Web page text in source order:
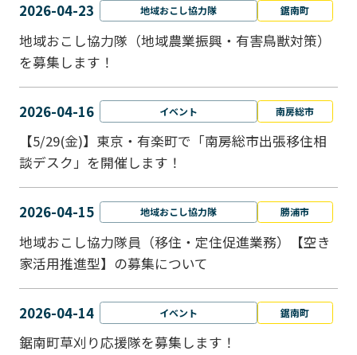
2026-04-23 地域おこし協力隊 鋸南町
地域おこし協力隊（地域農業振興・有害鳥獣対策）
を募集します！
2026-04-16 イベント 南房総市
【5/29(金)】東京・有楽町で「南房総市出張移住相
談デスク」を開催します！
2026-04-15 地域おこし協力隊 勝浦市
地域おこし協力隊員（移住・定住促進業務）【空き
家活用推進型】の募集について
2026-04-14 イベント 鋸南町
鋸南町草刈り応援隊を募集します！